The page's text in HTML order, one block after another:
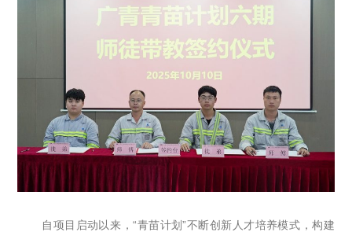
自项目启动以来，“青苗计划”不断创新人才培养模式，构建